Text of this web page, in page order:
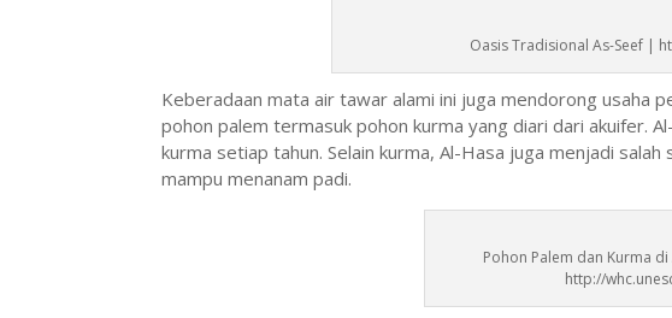
Oasis Tradisional As-Seef |
Keberadaan mata air tawar alami ini juga mendorong usaha
pohon palem termasuk pohon kurma yang diari dari akuifer.
kurma setiap tahun. Selain kurma, Al-Hasa juga menjadi
mampu menanam padi.
Pohon Palem dan Kurma
http://